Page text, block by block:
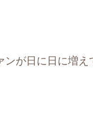
が日に日に増え